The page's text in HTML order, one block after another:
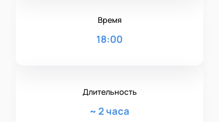
Время
18:00
Длительность
~ 2 часа